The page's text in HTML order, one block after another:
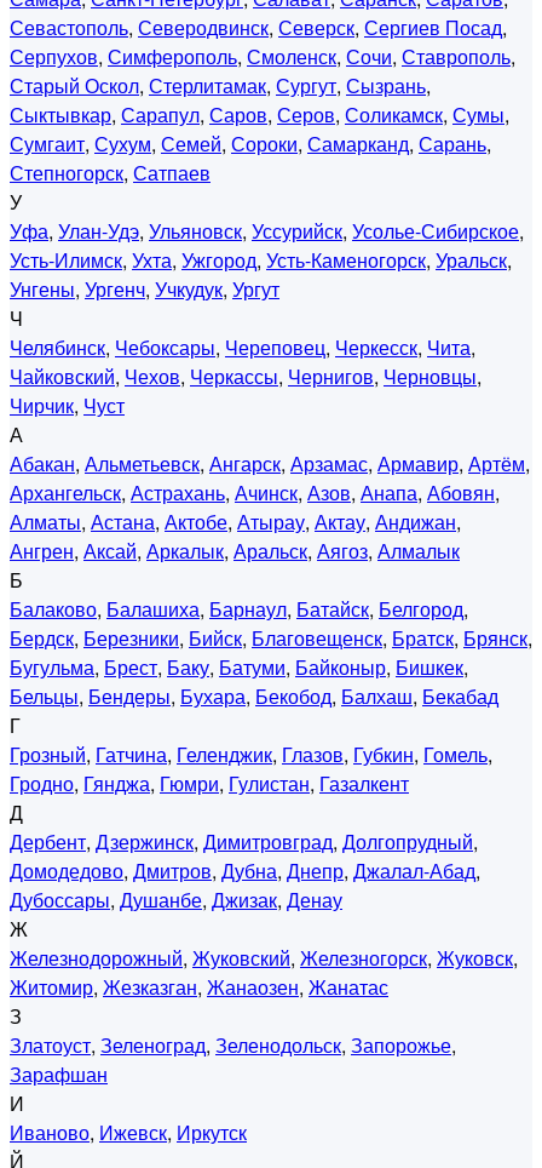
Севастополь, Северодвинск, Северск, Сергиев Посад,
Серпухов, Симферополь, Смоленск, Сочи, Ставрополь,
Старый Оскол, Стерлитамак, Сургут, Сызрань,
Сыктывкар, Сарапул, Саров, Серов, Соликамск, Сумы,
Сумгаит, Сухум, Семей, Сороки, Самарканд, Сарань,
Степногорск, Сатпаев
У
Уфа, Улан-Удэ, Ульяновск, Уссурийск, Усолье-Сибирское,
Усть-Илимск, Ухта, Ужгород, Усть-Каменогорск, Уральск,
Унгены, Ургенч, Учкудук, Ургут
Ч
Челябинск, Чебоксары, Череповец, Черкесск, Чита,
Чайковский, Чехов, Черкассы, Чернигов, Черновцы,
Чирчик, Чуст
А
Абакан, Альметьевск, Ангарск, Арзамас, Армавир, Артём,
Архангельск, Астрахань, Ачинск, Азов, Анапа, Абовян,
Алматы, Астана, Актобе, Атырау, Актау, Андижан,
Ангрен, Аксай, Аркалык, Аральск, Аягоз, Алмалык
Б
Балаково, Балашиха, Барнаул, Батайск, Белгород,
Бердск, Березники, Бийск, Благовещенск, Братск, Брянск,
Бугульма, Брест, Баку, Батуми, Байконыр, Бишкек,
Бельцы, Бендеры, Бухара, Бекобод, Балхаш, Бекабад
Г
Грозный, Гатчина, Геленджик, Глазов, Губкин, Гомель,
Гродно, Гянджа, Гюмри, Гулистан, Газалкент
Д
Дербент, Дзержинск, Димитровград, Долгопрудный,
Домодедово, Дмитров, Дубна, Днепр, Джалал-Абад,
Дубоссары, Душанбе, Джизак, Денау
Ж
Железнодорожный, Жуковский, Железногорск, Жуковск,
Житомир, Жезказган, Жанаозен, Жанатас
З
Златоуст, Зеленоград, Зеленодольск, Запорожье,
Зарафшан
И
Иваново, Ижевск, Иркутск
Й